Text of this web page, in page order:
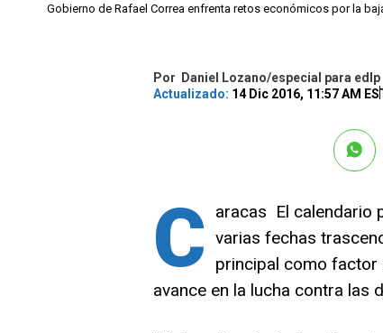
Gobierno de Rafael Correa enfrenta retos económicos por la
Por
Daniel Lozano/especial para edlp
Actualizado: 14 Dic 2016, 11:57 AM
C aracas  El
varias fechas
principal como factor
avance en la lucha contra las